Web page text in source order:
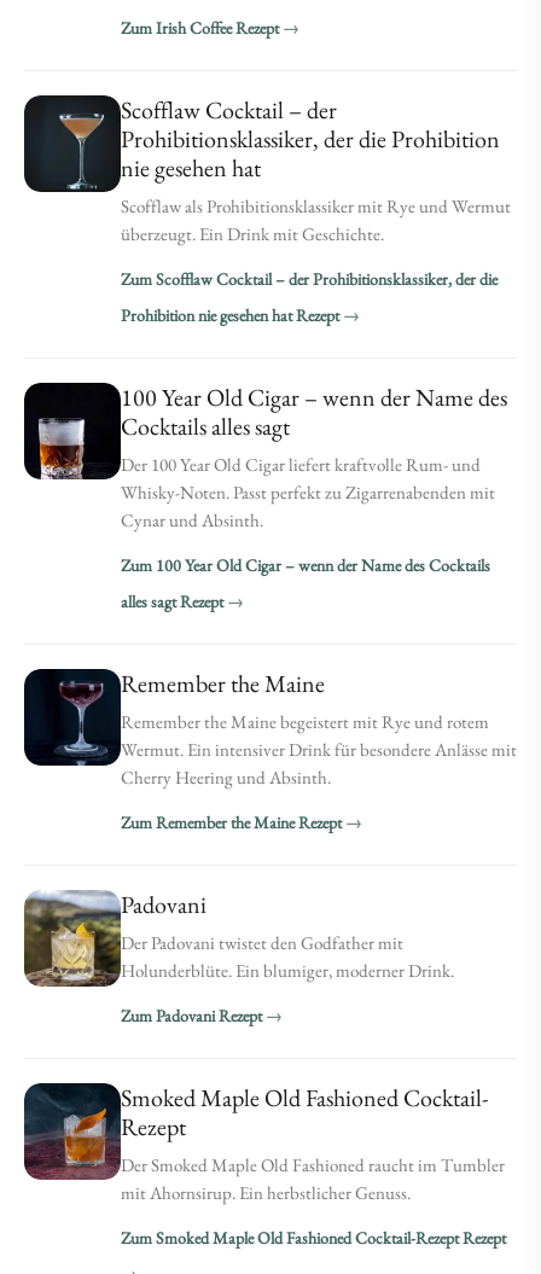
Zum Irish Coffee Rezept
Scofflaw Cocktail – der
Prohibitionsklassiker, der die Prohibition
nie gesehen hat
Scofflaw als Prohibitionsklassiker mit Rye und Wermut
überzeugt. Ein Drink mit Geschichte.
Zum Scofflaw Cocktail – der Prohibitionsklassiker, der die
Prohibition nie gesehen hat Rezept
100 Year Old Cigar – wenn der Name des
Cocktails alles sagt
Der 100 Year Old Cigar liefert kraftvolle Rum- und
Whisky-Noten. Passt perfekt zu Zigarrenabenden mit
Cynar und Absinth.
Zum 100 Year Old Cigar – wenn der Name des Cocktails
alles sagt Rezept
Remember the Maine
Remember the Maine begeistert mit Rye und rotem
Wermut. Ein intensiver Drink für besondere Anlässe mit
Cherry Heering und Absinth.
Zum Remember the Maine Rezept
Padovani
Der Padovani twistet den Godfather mit
Holunderblüte. Ein blumiger, moderner Drink.
Zum Padovani Rezept
Smoked Maple Old Fashioned Cocktail-
Rezept
Der Smoked Maple Old Fashioned raucht im Tumbler
mit Ahornsirup. Ein herbstlicher Genuss.
Zum Smoked Maple Old Fashioned Cocktail-Rezept Rezept